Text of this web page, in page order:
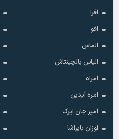
افرا
افو
الماس
الیاس یالچینتاش
امراه
امره آیدین
امیر جان ایرک
اوزان بایراشا